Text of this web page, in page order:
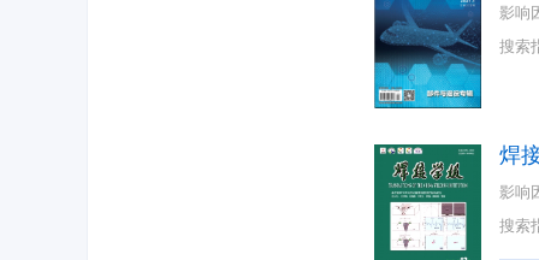
影响
搜索
焊
影响
搜索